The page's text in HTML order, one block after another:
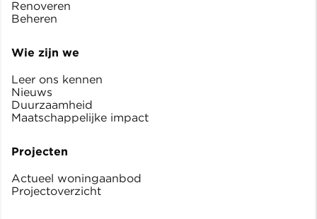
Renoveren
Beheren
Wie zijn we
Leer ons kennen
Nieuws
Duurzaamheid
Maatschappelijke impact
Projecten
Actueel woningaanbod
Projectoverzicht